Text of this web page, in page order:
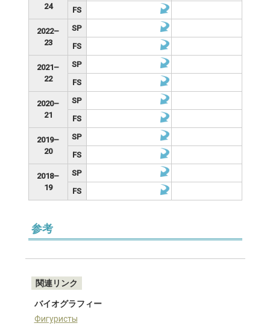
24
FS
2022–
23
SP
FS
2021–
22
SP
FS
2020–
21
SP
FS
2019–
20
SP
FS
2018–
19
SP
FS
参考
関連リンク
バイオグラフィー
Фигуристы